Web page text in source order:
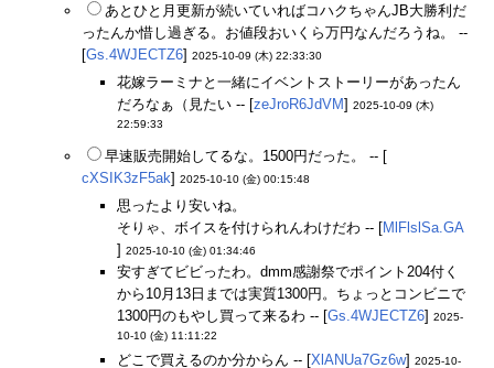
あとひと月更新が続いていればコハクちゃんJB大勝利だ
ったんか惜し過ぎる。お値段おいくら万円なんだろうね。 --
[Gs.4WJECTZ6] 2025-10-09 (木) 22:33:30
花嫁ラーミナと一緒にイベントストーリーがあったん
だろなぁ（見たい -- [zeJroR6JdVM] 2025-10-09 (木)
22:59:33
早速販売開始してるな。1500円だった。 -- [
cXSIK3zF5ak] 2025-10-10 (金) 00:15:48
思ったより安いね。
そりゃ、ボイスを付けられんわけだわ -- [MlFlslSa.GA
] 2025-10-10 (金) 01:34:46
安すぎてビビったわ。dmm感謝祭でポイント204付く
から10月13日までは実質1300円。ちょっとコンビニで
1300円のもやし買って来るわ -- [Gs.4WJECTZ6] 2025-
10-10 (金) 11:11:22
どこで買えるのか分からん -- [XlANUa7Gz6w] 2025-10-